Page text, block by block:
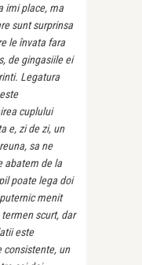
imi place, ma
sunt surprinsa
le învata fara
de gingasiile ei
Legatura
cuplului
e, zi de zi, un
sa ne
abatem de la
poate lega doi
menit
scurt, dar
este
consistente, un